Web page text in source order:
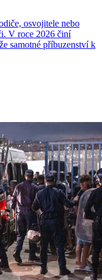
osvojitele nebo
V roce 2026 činí
samotné příbuzenství k